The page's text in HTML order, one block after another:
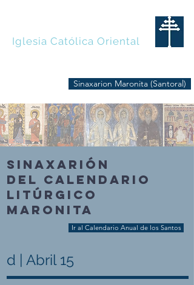
Iglesia Católica Oriental
Sinaxarion Maronita (Santoral)
SINAXARIÓN
DEL CALENDARIO
LITÚRGICO
MARONITA
Ir al Calendario Anual de los Santos
d | Abril 15